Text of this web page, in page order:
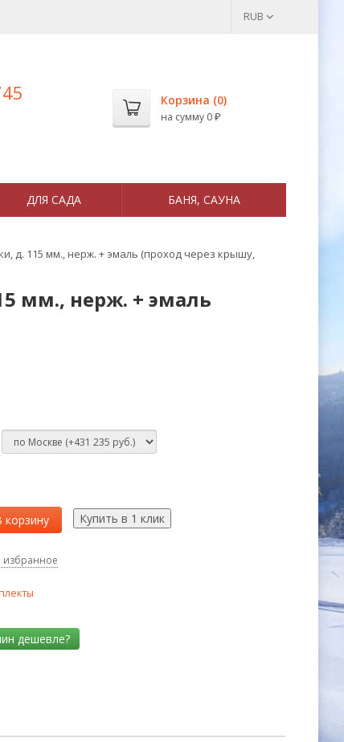
RUB
Корзина (0)
на сумму 0 ₽
ДЛЯ САДА БАНЯ, САУНА
д. 115 мм., нерж. + эмаль (проход через крышу,
мм., нерж. + эмаль
корзину
избранное